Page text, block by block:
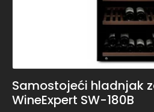
Samostojeći hladnjak
WineExpert SW-180B